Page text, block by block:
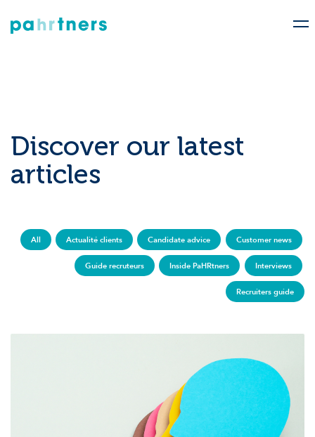
Discover our latest
articles
All Actualité clients Candidate advice Customer news
Guide recruteurs Inside PaHRtners Interviews
Recruiters guide